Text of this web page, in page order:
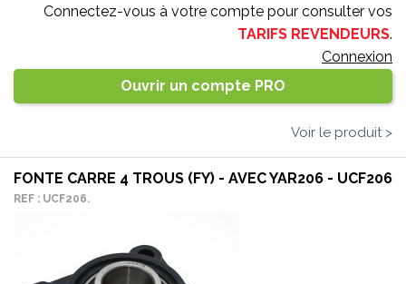
Connectez-vous à votre compte pour consulter vos
TARIFS REVENDEURS.
Connexion
Ouvrir un compte PRO
Voir le produit >
FONTE CARRE 4 TROUS (FY) - AVEC YAR206 - UCF206
REF : UCF206.